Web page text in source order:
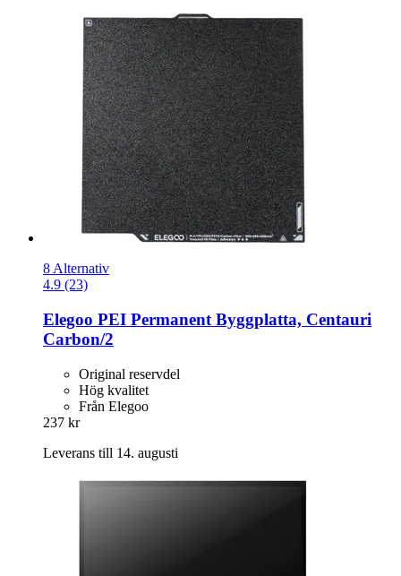
8 Alternativ
4.9 (23)
Elegoo PEI Permanent Byggplatta, Centauri
Carbon/2
Original reservdel
Hög kvalitet
Från Elegoo
237 kr
Leverans till 14. augusti